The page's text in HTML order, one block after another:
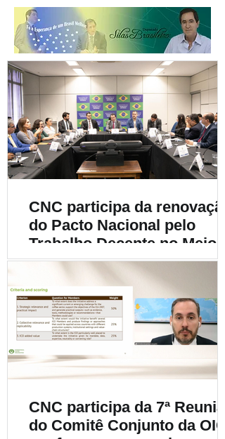
CNC participa da renovação
do Pacto Nacional pelo
Trabalho Decente no Meio
Rural e destaca a
importância da
sustentabilidade social na
cafeicultura
CNC participa da 7ª Reunião
do Comitê Conjunto da OIC